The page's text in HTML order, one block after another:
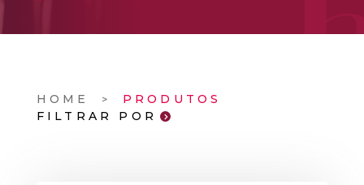
HOME
PRODUTOS
FILTRAR POR